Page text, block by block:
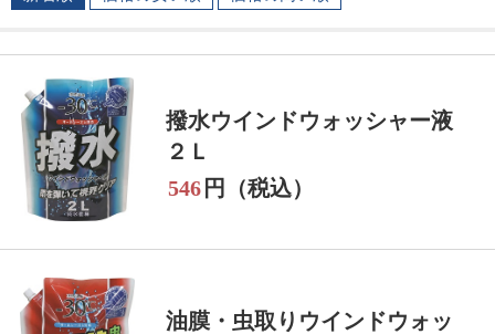
撥水ウインドウォッシャー液
２Ｌ
546 円（税込）
油膜・虫取りウインドウォッ